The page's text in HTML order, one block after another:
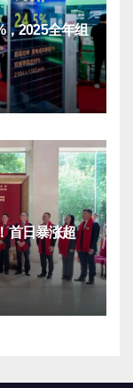
，2025全年组
首日暴涨超